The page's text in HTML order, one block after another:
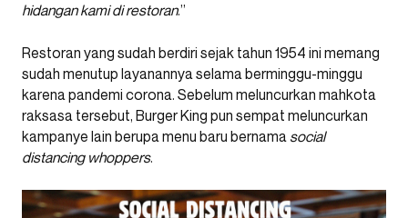
hidangan kami di restoran.”
Restoran yang sudah berdiri sejak tahun 1954 ini memang
sudah menutup layanannya selama berminggu-minggu
karena pandemi corona. Sebelum meluncurkan mahkota
raksasa tersebut, Burger King pun sempat meluncurkan
kampanye lain berupa menu baru bernama social
distancing whoppers.